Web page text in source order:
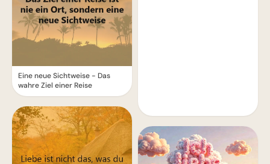
Eine neue Sichtweise - Das
wahre Ziel einer Reise